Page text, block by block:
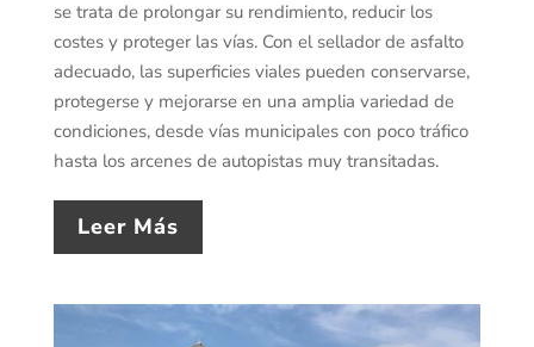
se trata de prolongar su rendimiento, reducir los
costes y proteger las vías. Con el sellador de asfalto
adecuado, las superficies viales pueden conservarse,
protegerse y mejorarse en una amplia variedad de
condiciones, desde vías municipales con poco tráfico
hasta los arcenes de autopistas muy transitadas.
Leer Más